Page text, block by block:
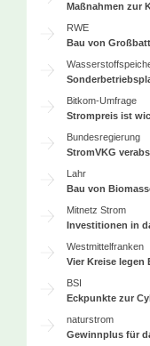
Maßnahmen zur
RWE
Bau von
Bitkom-Umfrage
Strompreis ist
Bundesregierung
StromVKG
Lahr
Bau von
Mitnetz Strom
Investitionen in
Westmittelfranken
Vier Kreise legen
BSI
Eckpunkte zur
naturstrom
Gewinnplus für